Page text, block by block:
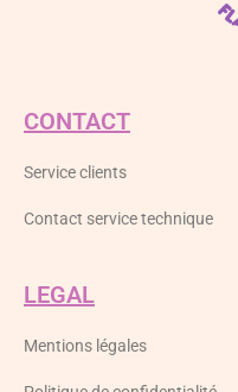
CONTACT
Service clients
Contact service technique
LEGAL
Mentions légales